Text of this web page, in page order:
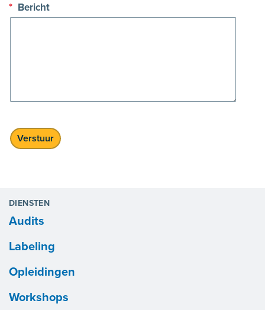
* Bericht
DIENSTEN
Audits
Labeling
Opleidingen
Workshops